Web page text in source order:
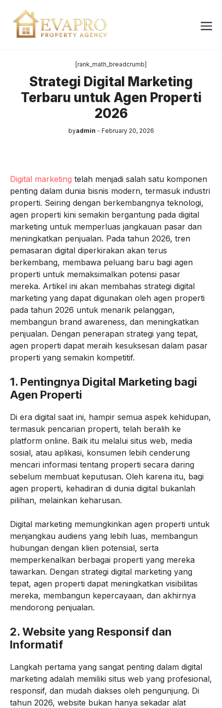
content
[rank_math_breadcrumb]
Strategi Digital Marketing
Terbaru untuk Agen Properti
2026
byadmin February 20, 2026
Digital marketing telah menjadi salah satu komponen
penting dalam dunia bisnis modern, termasuk industri
properti. Seiring dengan berkembangnya teknologi,
agen properti kini semakin bergantung pada digital
marketing untuk memperluas jangkauan pasar dan
meningkatkan penjualan. Pada tahun 2026, tren
pemasaran digital diperkirakan akan terus
berkembang, membawa peluang baru bagi agen
properti untuk memaksimalkan potensi pasar
mereka. Artikel ini akan membahas strategi digital
marketing yang dapat digunakan oleh agen properti
pada tahun 2026 untuk menarik pelanggan,
membangun brand awareness, dan meningkatkan
penjualan. Dengan penerapan strategi yang tepat,
agen properti dapat meraih kesuksesan dalam pasar
properti yang semakin kompetitif.
1. Pentingnya Digital Marketing bagi
Agen Properti
Di era digital saat ini, hampir semua aspek kehidupan,
termasuk pencarian properti, telah beralih ke
platform online. Baik itu melalui situs web, media
sosial, atau aplikasi, konsumen lebih cenderung
mencari informasi tentang properti secara daring
sebelum membuat keputusan. Oleh karena itu, bagi
agen properti, kehadiran di dunia digital bukanlah
pilihan, melainkan keharusan.
Digital marketing memungkinkan agen properti untuk
menjangkau audiens yang lebih luas, membangun
hubungan dengan klien potensial, serta
memperkenalkan berbagai properti yang mereka
tawarkan. Dengan strategi digital marketing yang
tepat, agen properti dapat meningkatkan visibilitas
mereka, membangun kepercayaan, dan akhirnya
mendorong penjualan.
2.Website yang Responsif dan
Informatif
Langkah pertama yang sangat penting dalam digital
marketing adalah memiliki situs web yang profesional,
responsif, dan mudah diakses oleh pengunjung. Di
tahun 2026, website bukan hanya sekadar alat